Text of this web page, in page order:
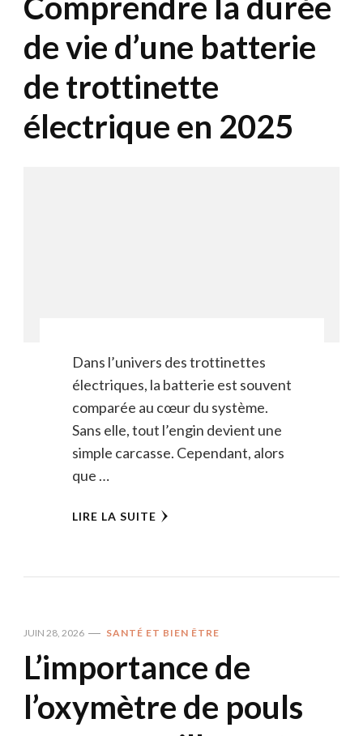
de vie d’une batterie
de trottinette
électrique en 2025
Dans l’univers des trottinettes
électriques, la batterie est souvent
comparée au cœur du système.
Sans elle, tout l’engin devient une
simple carcasse. Cependant, alors
que …
LIRE LA SUITE
JUIN 28, 2026 SANTÉ ET BIEN ÊTRE
L’importance de
l’oxymètre de pouls